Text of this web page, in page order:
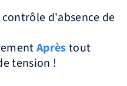
d'absence de
Aprèstout
tension !